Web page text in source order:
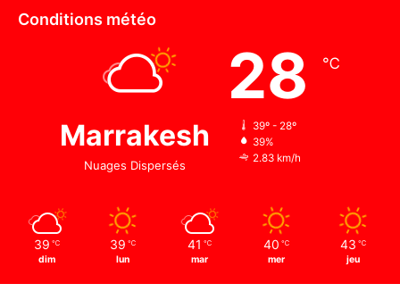
Conditions météo
Marrakesh
Nuages Dispersés
28 ℃
39º - 28º
39%
2.83 km/h
39 ℃
dim
39 ℃
lun
41 ℃
mar
40 ℃
mer
43 ℃
jeu